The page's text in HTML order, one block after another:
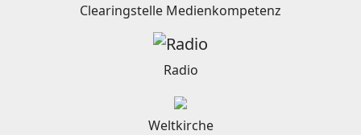
Clearingstelle Medienkompetenz
Radio
Weltkirche